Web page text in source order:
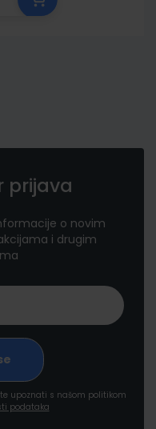
prijava
o novim
i drugim
upoznati s našom politikom
podataka